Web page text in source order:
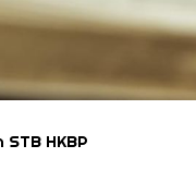
HKBP